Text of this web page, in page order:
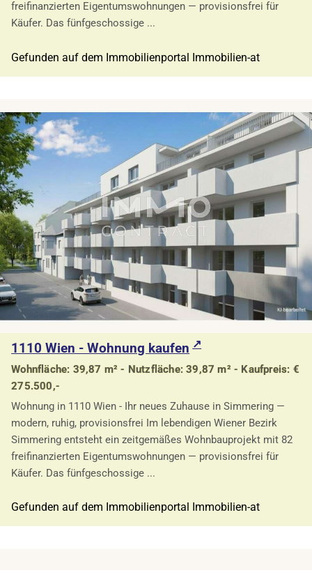
freifinanzierten Eigentumswohnungen — provisionsfrei für
Käufer. Das fünfgeschossige ...
Gefunden auf dem Immobilienportal Immobilien-at
1110 Wien - Wohnung kaufen
Wohnfläche: 39,87 m² - Nutzfläche: 39,87 m² - Kaufpreis: €
275.500,-
Wohnung in 1110 Wien - Ihr neues Zuhause in Simmering —
modern, ruhig, provisionsfrei Im lebendigen Wiener Bezirk
Simmering entsteht ein zeitgemäßes Wohnbauprojekt mit 82
freifinanzierten Eigentumswohnungen — provisionsfrei für
Käufer. Das fünfgeschossige ...
Gefunden auf dem Immobilienportal Immobilien-at